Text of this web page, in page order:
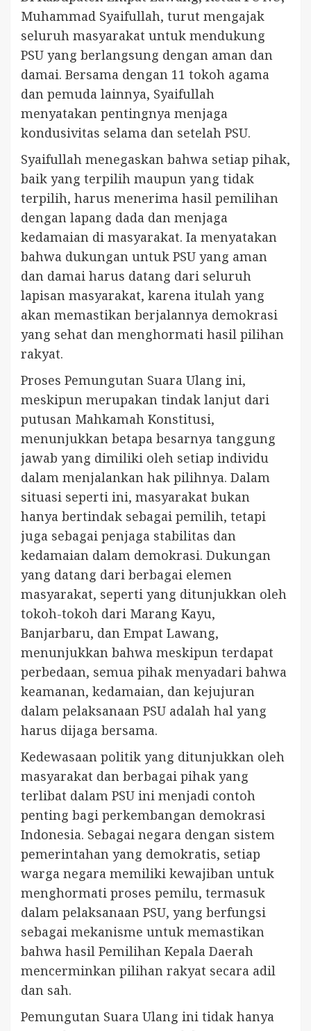
Muhammad Syaifullah, turut mengajak
seluruh masyarakat untuk mendukung
PSU yang berlangsung dengan aman dan
damai. Bersama dengan 11 tokoh agama
dan pemuda lainnya, Syaifullah
menyatakan pentingnya menjaga
kondusivitas selama dan setelah PSU.
Syaifullah menegaskan bahwa setiap pihak,
baik yang terpilih maupun yang tidak
terpilih, harus menerima hasil pemilihan
dengan lapang dada dan menjaga
kedamaian di masyarakat. Ia menyatakan
bahwa dukungan untuk PSU yang aman
dan damai harus datang dari seluruh
lapisan masyarakat, karena itulah yang
akan memastikan berjalannya demokrasi
yang sehat dan menghormati hasil pilihan
rakyat.
Proses Pemungutan Suara Ulang ini,
meskipun merupakan tindak lanjut dari
putusan Mahkamah Konstitusi,
menunjukkan betapa besarnya tanggung
jawab yang dimiliki oleh setiap individu
dalam menjalankan hak pilihnya. Dalam
situasi seperti ini, masyarakat bukan
hanya bertindak sebagai pemilih, tetapi
juga sebagai penjaga stabilitas dan
kedamaian dalam demokrasi. Dukungan
yang datang dari berbagai elemen
masyarakat, seperti yang ditunjukkan oleh
tokoh-tokoh dari Marang Kayu,
Banjarbaru, dan Empat Lawang,
menunjukkan bahwa meskipun terdapat
perbedaan, semua pihak menyadari bahwa
keamanan, kedamaian, dan kejujuran
dalam pelaksanaan PSU adalah hal yang
harus dijaga bersama.
Kedewasaan politik yang ditunjukkan oleh
masyarakat dan berbagai pihak yang
terlibat dalam PSU ini menjadi contoh
penting bagi perkembangan demokrasi
Indonesia. Sebagai negara dengan sistem
pemerintahan yang demokratis, setiap
warga negara memiliki kewajiban untuk
menghormati proses pemilu, termasuk
dalam pelaksanaan PSU, yang berfungsi
sebagai mekanisme untuk memastikan
bahwa hasil Pemilihan Kepala Daerah
mencerminkan pilihan rakyat secara adil
dan sah.
Pemungutan Suara Ulang ini tidak hanya